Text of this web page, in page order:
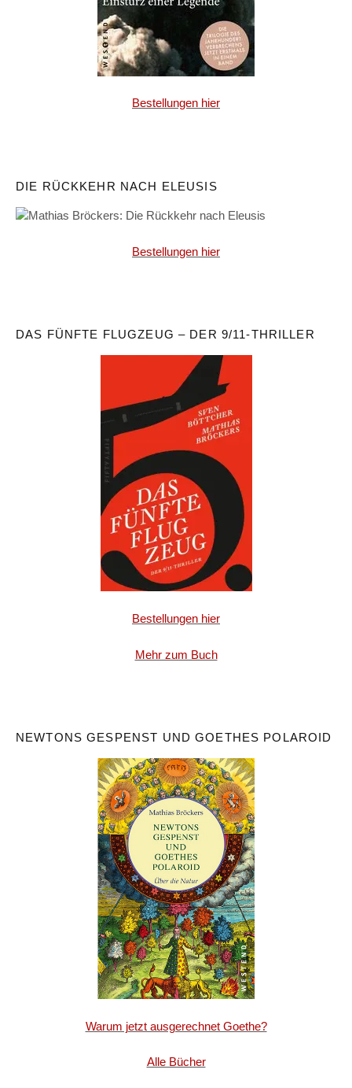
Bestellungen hier
DIE RÜCKKEHR NACH ELEUSIS
Bestellungen hier
DAS FÜNFTE FLUGZEUG – DER 9/11-THRILLER
Bestellungen hier
Mehr zum Buch
NEWTONS GESPENST UND GOETHES POLAROID
Warum jetzt ausgerechnet Goethe?
Alle Bücher